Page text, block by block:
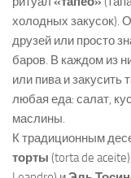
холодных закусок).
друзей или просто
баров. В каждом из
или пива и закусить
любая еда: салат,
маслины.
К традиционным
торты (torta de aceite),